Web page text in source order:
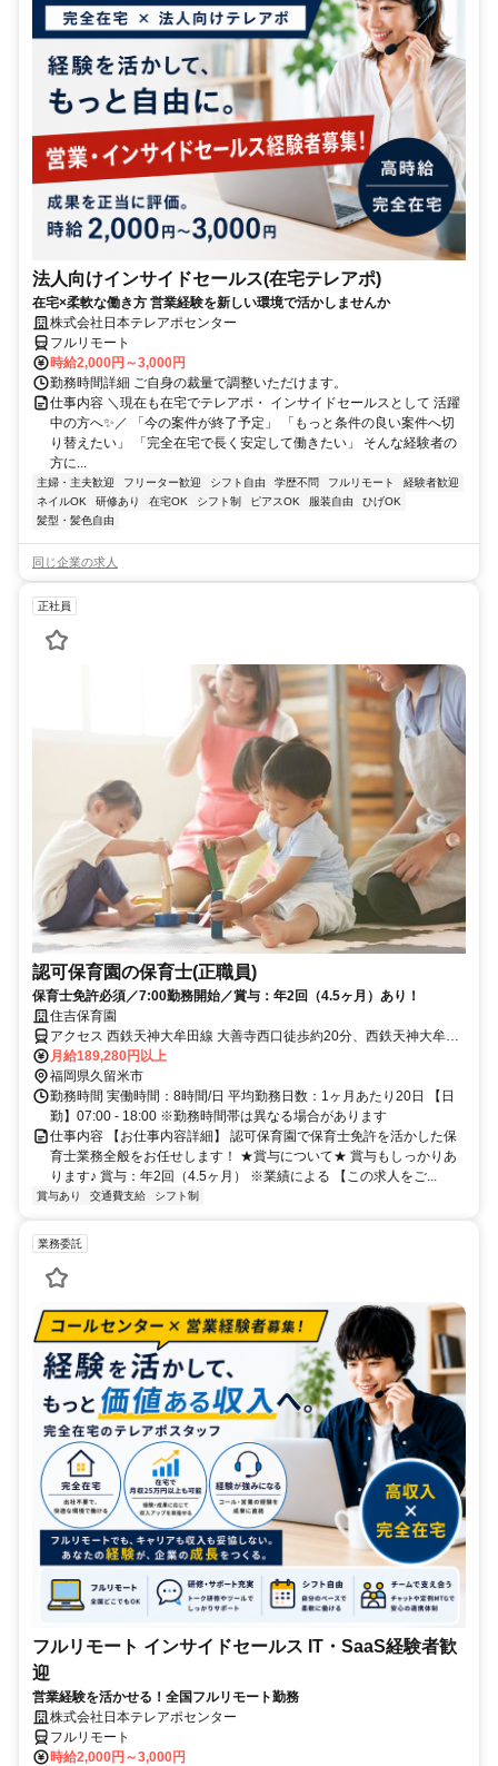
法人向けインサイドセールス(在宅テレアポ)
在宅×柔軟な働き方 営業経験を新しい環境で活かしませんか
株式会社日本テレアポセンター
フルリモート
時給2,000円～3,000円
勤務時間詳細 ご自身の裁量で調整いただけます。
仕事内容 ＼現在も在宅でテレアポ・ インサイドセールスとして 活躍
中の方へ✨／ 「今の案件が終了予定」 「もっと条件の良い案件へ切
り替えたい」 「完全在宅で長く安定して働きたい」 そんな経験者の
方に...
主婦・主夫歓迎 フリーター歓迎 シフト自由 学歴不問 フルリモート
経験者歓迎
ネイルOK
研修あり 在宅OK シフト制 ピアスOK 服装自由
ひげOK
髪型・髪色自由
同じ企業の求人
正社員
認可保育園の保育士(正職員)
保育士免許必須／7:00勤務開始／賞与：年2回（4.5ヶ月）あり！
住吉保育園
アクセス 西鉄天神大牟田線 大善寺西口徒歩約20分、西鉄天神大牟田
線 安武徒歩約25分、西鉄天神大牟田線 三潴徒歩約41分
月給189,280円以上
福岡県久留米市
勤務時間 実働時間：8時間/日 平均勤務日数：1ヶ月あたり20日 【日
勤】07:00 - 18:00 ※勤務時間帯は異なる場合があります
仕事内容 【お仕事内容詳細】 認可保育園で保育士免許を活かした保
育士業務全般をお任せします！ ★賞与について★ 賞与もしっかりあ
ります♪ 賞与：年2回（4.5ヶ月） ※業績による 【この求人をご...
賞与あり 交通費支給 シフト制
業務委託
フルリモート インサイドセールス IT・SaaS経験者歓
迎
営業経験を活かせる！全国フルリモート勤務
株式会社日本テレアポセンター
フルリモート
時給2,000円～3,000円